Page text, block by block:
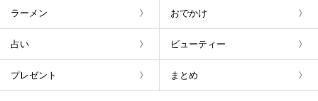
ラーメン おでかけ
占い ビューティー
プレゼント まとめ